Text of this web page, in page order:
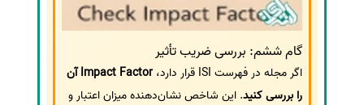
گام ششم: بررسی ضریب تأثیر
اگر مجله در فهرست ISI قرار دارد،
Impact Factor آن
را بررسی کنید. این شاخص نشان‌دهنده میزان اعتبار و